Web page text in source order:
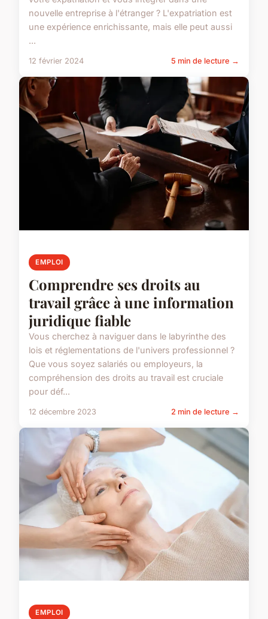
nouvelle entreprise à l'étranger ? L'expatriation est
une expérience enrichissante, mais elle peut aussi
...
12 février 2024 5 min de lecture →
EMPLOI
Comprendre ses droits au
travail grâce à une information
juridique fiable
Vous cherchez à naviguer dans le labyrinthe des
lois et réglementations de l'univers professionnel ?
Que vous soyez salariés ou employeurs, la
compréhension des droits au travail est cruciale
pour déf...
12 décembre 2023 2 min de lecture →
EMPLOI